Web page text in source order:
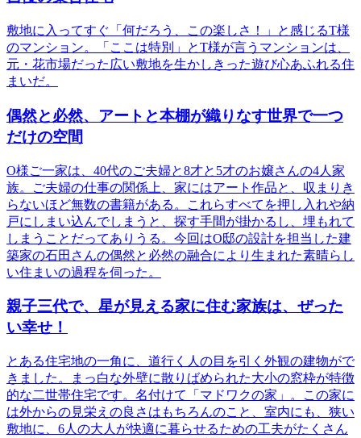
敷地に入ってすぐ「何だろう、この楽しさ！」と感じるT様
のマンション。「ここは特別」とT様が言うマンションは、
元・花市場だった広い敷地を生かしきった遊び心あふれる住
まいだ。
偶然と必然、アートと本棚が織りなす世界で一つ
だけの空間
O様ご一家は、40代のご夫婦と8才と5才のお嬢さんの4人家
族。ご夫婦の仕事の関係上、家にはアート作品と、収まりき
らないほど無数の書籍がある。これらすべてを押し入れや納
戸にしまい込んでしまうと、探す手間が掛かるし、埋もれて
しまうことだってありうる。今回はO邸の設計を担当した建
築家の石田さんの偶然と必然の融合により生まれた素晴らし
い住まいの過程を伺った。
親子三代で、星が見える家に住む家族は、ぜった
い幸せ！
とある住宅地の一角に、道行く人の目を引く外観の建物がで
きました。まっ白な外壁に散りばめられた大小の窓枠が特徴
的な二世帯住宅です。名付けて「マドワクの家」。この家に
は外からの見栄えの良さはもちろんのこと、室内にも、狭い
敷地に、6人の大人が快適に暮らせるための工夫がたくさん